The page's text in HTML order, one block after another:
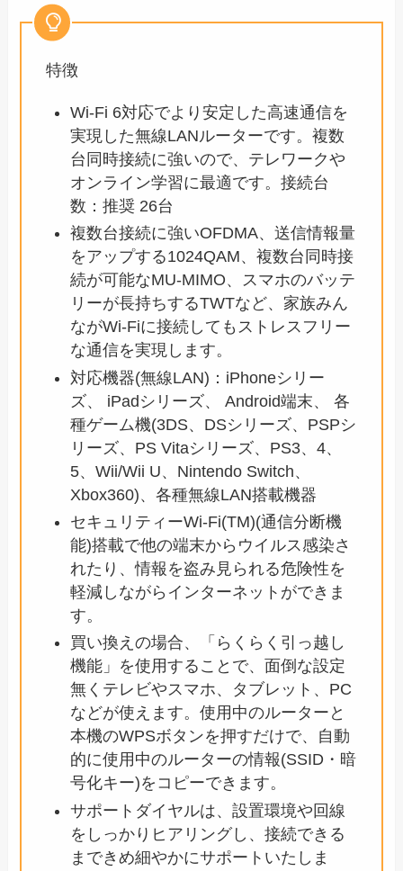
特徴
Wi-Fi 6対応でより安定した高速通信を
実現した無線LANルーターです。複数
台同時接続に強いので、テレワークや
オンライン学習に最適です。接続台
数：推奨 26台
複数台接続に強いOFDMA、送信情報量
をアップする1024QAM、複数台同時接
続が可能なMU-MIMO、スマホのバッテ
リーが長持ちするTWTなど、家族みん
ながWi-Fiに接続してもストレスフリー
な通信を実現します。
対応機器(無線LAN)：iPhoneシリー
ズ、 iPadシリーズ、 Android端末、 各
種ゲーム機(3DS、DSシリーズ、PSPシ
リーズ、PS Vitaシリーズ、PS3、4、
5、Wii/Wii U、Nintendo Switch、
Xbox360)、各種無線LAN搭載機器
セキュリティーWi-Fi(TM)(通信分断機
能)搭載で他の端末からウイルス感染さ
れたり、情報を盗み見られる危険性を
軽減しながらインターネットができま
す。
買い換えの場合、「らくらく引っ越し
機能」を使用することで、面倒な設定
無くテレビやスマホ、タブレット、PC
などが使えます。使用中のルーターと
本機のWPSボタンを押すだけで、自動
的に使用中のルーターの情報(SSID・暗
号化キー)をコピーできます。
サポートダイヤルは、設置環境や回線
をしっかりヒアリングし、接続できる
まできめ細やかにサポートいたしま